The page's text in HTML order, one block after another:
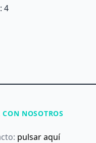
4
NOSOTROS
: pulsar aquí